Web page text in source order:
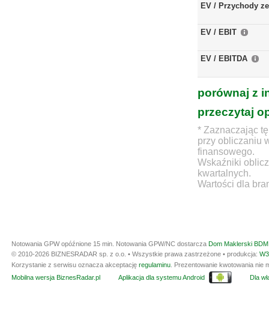
EV / Przychody
EV / EBIT
EV / EBITDA
porównaj z
przeczytaj
* Zaznaczając
przy obliczaniu
finansowego.
Wskaźniki
kwartalnych.
Wartości dla
Notowania GPW opóźnione 15 min. Notowania GPW/NC dostarcza Dom Maklerski
© 2010-2026 BIZNESRADAR sp. z o.o. • Wszystkie prawa zastrzeżone • produkcja:
Korzystanie z serwisu oznacza akceptację regulaminu . Prezentowanie kwotowania
Mobilna wersja BiznesRadar.pl
Aplikacja dla systemu Android Dla